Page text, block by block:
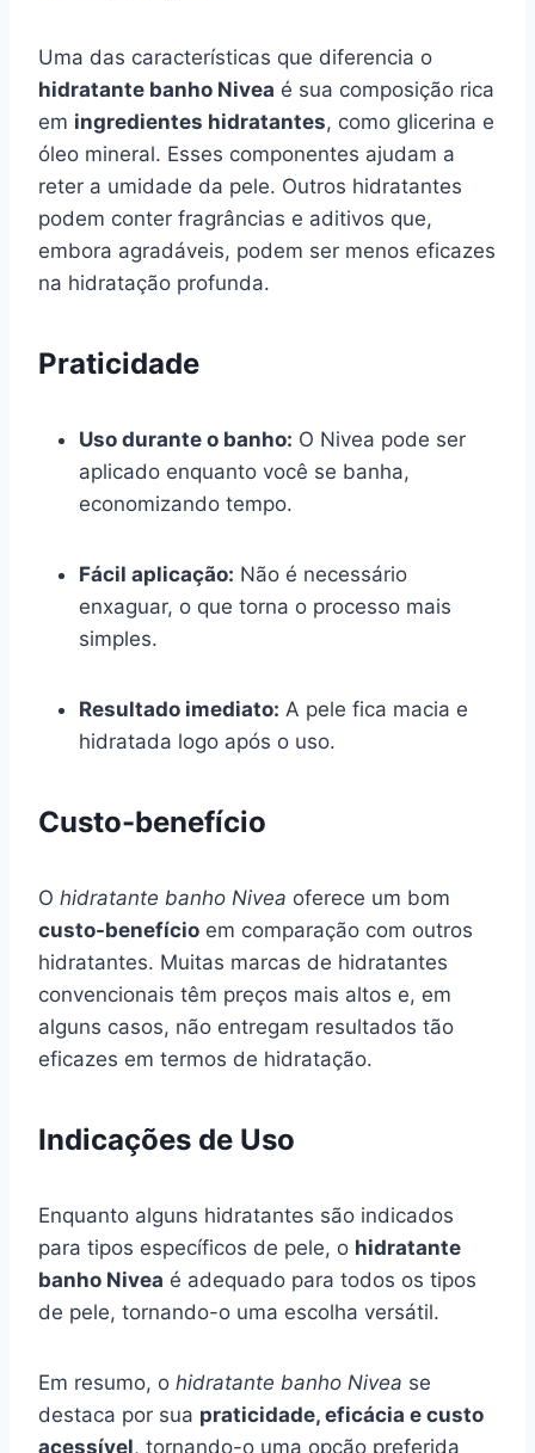
Uma das características que diferencia o
hidratante banho Nivea é sua composição rica
em ingredientes hidratantes, como glicerina e
óleo mineral. Esses componentes ajudam a
reter a umidade da pele. Outros hidratantes
podem conter fragrâncias e aditivos que,
embora agradáveis, podem ser menos eficazes
na hidratação profunda.
Praticidade
Uso durante o banho: O Nivea pode ser
aplicado enquanto você se banha,
economizando tempo.
Fácil aplicação: Não é necessário
enxaguar, o que torna o processo mais
simples.
Resultado imediato: A pele fica macia e
hidratada logo após o uso.
Custo-benefício
O hidratante banho Nivea oferece um bom
custo-benefício em comparação com outros
hidratantes. Muitas marcas de hidratantes
convencionais têm preços mais altos e, em
alguns casos, não entregam resultados tão
eficazes em termos de hidratação.
Indicações de Uso
Enquanto alguns hidratantes são indicados
para tipos específicos de pele, o hidratante
banho Nivea é adequado para todos os tipos
de pele, tornando-o uma escolha versátil.
Em resumo, o hidratante banho Nivea se
destaca por sua praticidade, eficácia e custo
acessível, tornando-o uma opção preferida